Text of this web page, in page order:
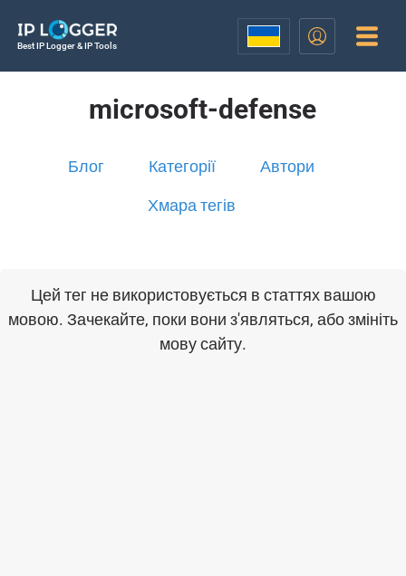
Best IP Logger & IP Tools
microsoft-defense
Блог Категорії Автори
Хмара тегів